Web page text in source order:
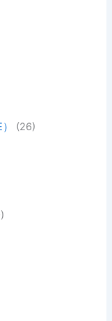
(26)